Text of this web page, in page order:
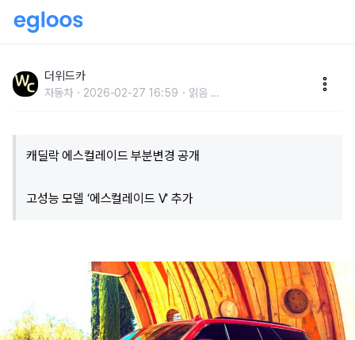
V의 '미친' 존재감
더위드카
자동차 2026-02-27 16:59 읽음 ...
캐딜락 에스컬레이드 부분변경 공개
고성능 모델 ‘에스컬레이드 V’ 추가